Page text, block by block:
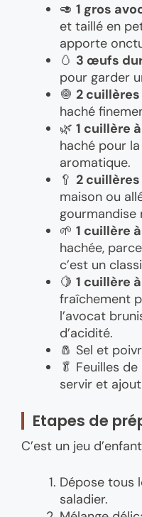
🥑 1 gros
et taillé en
apporte
🥚 3 œufs
pour garder
🧅 2
haché
🌿 1 cuillère
haché pour
aromatique.
🥄 2
maison ou
gourmandise
🌱 1 cuillère
hachée,
c’est un
🍋 1 cuillère
fraîchement
l’avocat
d’acidité.
🧂 Sel et
🥬 Feuilles
servir et
Etapes de
C’est un jeu
Dépose tous
saladier.